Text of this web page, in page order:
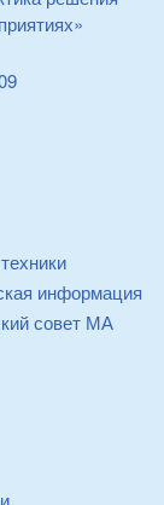
информация
совет МА